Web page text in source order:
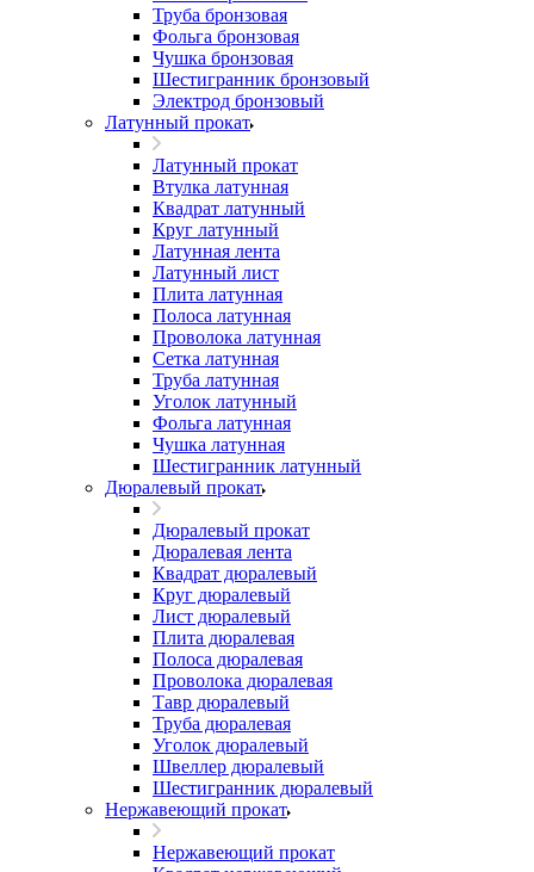
Труба бронзовая
Фольга бронзовая
Чушка бронзовая
Шестигранник бронзовый
Электрод бронзовый
Латунный прокат
Латунный прокат
Втулка латунная
Квадрат латунный
Круг латунный
Латунная лента
Латунный лист
Плита латунная
Полоса латунная
Проволока латунная
Сетка латунная
Труба латунная
Уголок латунный
Фольга латунная
Чушка латунная
Шестигранник латунный
Дюралевый прокат
Дюралевый прокат
Дюралевая лента
Квадрат дюралевый
Круг дюралевый
Лист дюралевый
Плита дюралевая
Полоса дюралевая
Проволока дюралевая
Тавр дюралевый
Труба дюралевая
Уголок дюралевый
Швеллер дюралевый
Шестигранник дюралевый
Нержавеющий прокат
Нержавеющий прокат